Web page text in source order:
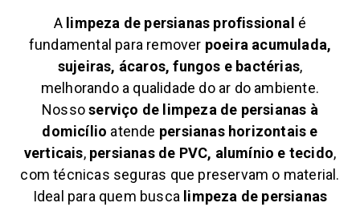
A limpeza de persianas profissional é
fundamental para remover poeira acumulada,
sujeiras, ácaros, fungos e bactérias,
melhorando a qualidade do ar do ambiente.
Nossoserviço de limpeza de persianas à
domicílio atende persianas horizontais e
verticais, persianas de PVC, alumínio e tecido,
com técnicas seguras que preservam o material.
Ideal para quem busca limpeza de persianas